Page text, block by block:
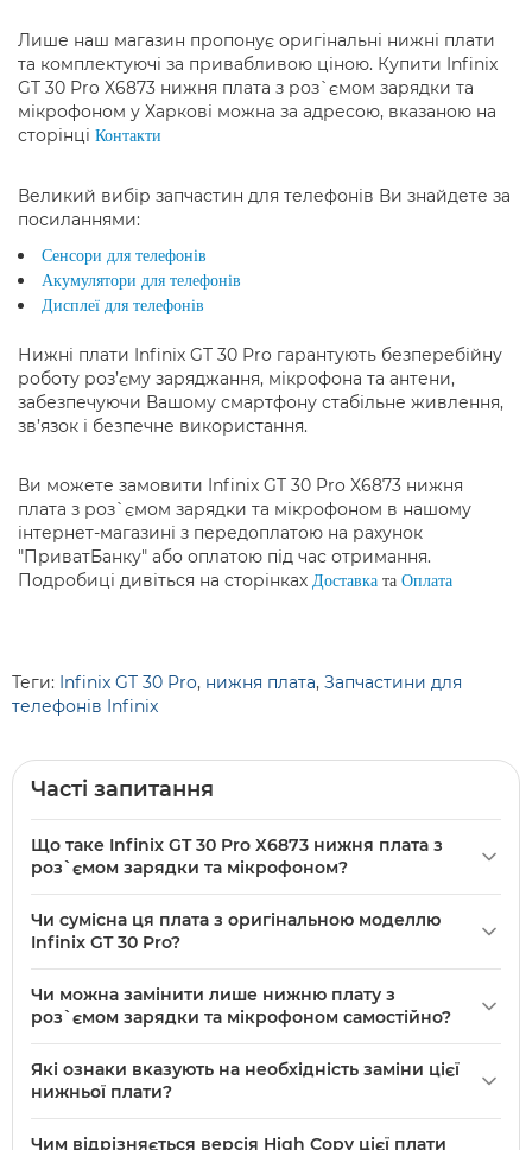
Лише наш магазин пропонує оригінальні нижні плати
та комплектуючі за привабливою ціною. Купити Infinix
GT 30 Pro X6873 нижня плата з роз`ємом зарядки та
мікрофоном у Харкові можна за адресою, вказаною на
сторінці Контакти
Великий вибір запчастин для телефонів Ви знайдете за
посиланнями:
Сенсори для телефонів
Акумулятори для телефонів
Дисплеї для телефонів
Нижні плати Infinix GT 30 Pro гарантують безперебійну
роботу роз’єму заряджання, мікрофона та антени,
забезпечуючи Вашому смартфону стабільне живлення,
зв’язок і безпечне використання.
Ви можете замовити Infinix GT 30 Pro X6873 нижня
плата з роз`ємом зарядки та мікрофоном в нашому
інтернет-магазині з передоплатою на рахунок
"ПриватБанку" або оплатою під час отримання.
Подробиці дивіться на сторінках Доставка та Оплата
Теги: Infinix GT 30 Pro, нижня плата, Запчастини для
телефонів Infinix
Часті запитання
Що таке Infinix GT 30 Pro X6873 нижня плата з
роз`ємом зарядки та мікрофоном?
та мікрофоном — це запасна плата високої якості (High
мікрофон. Підходить для заміни пошкодженої нижньої
частини телефону без втручання в основну плату.
Чи сумісна ця плата з оригінальною моделлю
Infinix GT 30 Pro?
Infinix; виконана як High Copy для сумісності з GT 30 Pro.
телефону точно збігається з GT 30 Pro.
Чи можна замінити лише нижню плату з
роз`ємом зарядки та мікрофоном самостійно?
досвіду розбирання телефонів, оскільки плата містить
від’єднувати шлейфи та кріплення; при сумнівах
Які ознаки вказують на необхідність заміни цієї
нижньої плати?
Чим відрізняється версія High Copy цієї плати